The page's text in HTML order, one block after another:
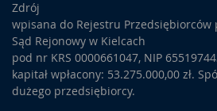
materiału ściernego pozwala na
usuwanie zadziorów ze stali, drewna i
Dlategoszlifierki stołowe są
każdego warsztatu. Wśród
można znaleźć przede wszystkim
obróbki. Możesz sięgnąć po
Zdrój
wpisana do Rejestru Przedsiębiorców
Sąd Rejonowy w Kielcach
pod nr KRS 0000661047, NIP
kapitał wpłacony: 53.275.000,00 zł.
dużego przedsiębiorcy.